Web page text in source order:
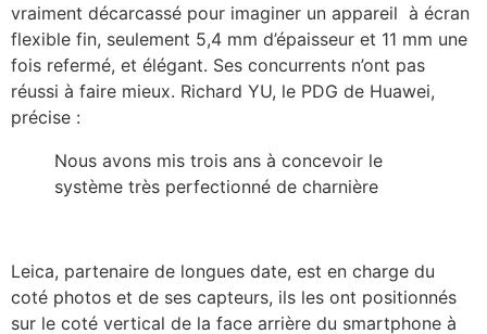
vraiment décarcassé pour imaginer un appareil à écran
flexible fin, seulement 5,4 mm d’épaisseur et 11 mm une
fois refermé, et élégant. Ses concurrents n’ont pas
réussi à faire mieux. Richard YU, le PDG de Huawei,
précise :
Nous avons mis trois ans à concevoir le
système très perfectionné de charnière
Leica, partenaire de longues date, est en charge du
coté photos et de ses capteurs, ils les ont positionnés
sur le coté vertical de la face arrière du smartphone à